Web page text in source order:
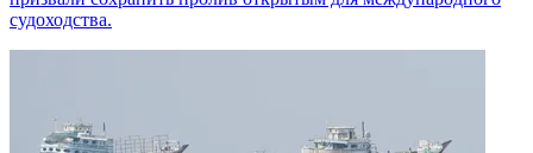
судоходства.